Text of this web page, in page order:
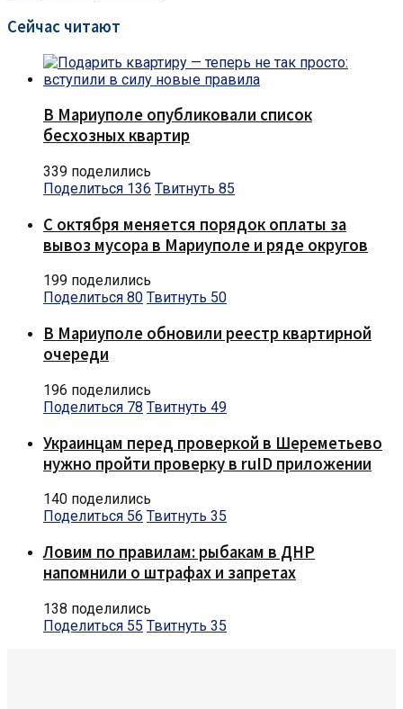
Сейчас читают
В Мариуполе опубликовали список
бесхозных квартир
339 поделились
Поделиться 136 Твитнуть 85
С октября меняется порядок оплаты за
вывоз мусора в Мариуполе и ряде округов
199 поделились
Поделиться 80 Твитнуть 50
В Мариуполе обновили реестр квартирной
очереди
196 поделились
Поделиться 78 Твитнуть 49
Украинцам перед проверкой в Шереметьево
нужно пройти проверку в ruID приложении
140 поделились
Поделиться 56 Твитнуть 35
Ловим по правилам: рыбакам в ДНР
напомнили о штрафах и запретах
138 поделились
Поделиться 55 Твитнуть 35